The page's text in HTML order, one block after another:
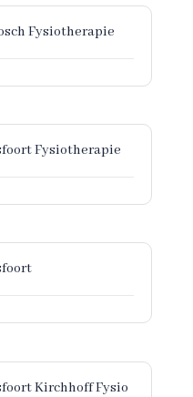
Fysiotherapie
Fysiotherapie
Kirchhoff Fysio